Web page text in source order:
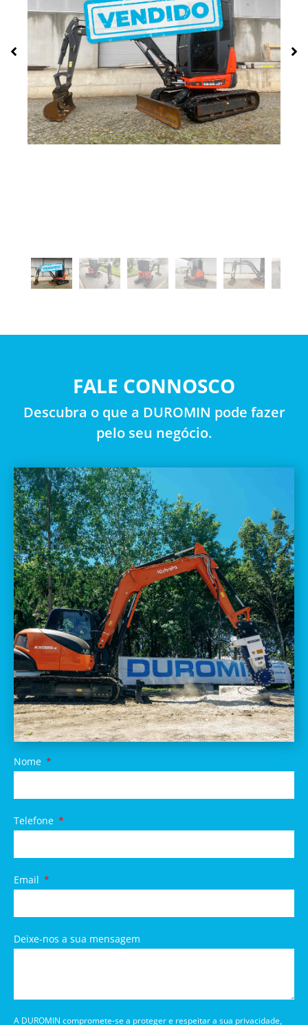
FALE CONNOSCO
Descubra o que a DUROMIN pode fazer
pelo seu negócio.
Nome
Telefone
Email
Deixe-nos a sua mensagem
A DUROMIN compromete-se a proteger e respeitar a sua privacidade,